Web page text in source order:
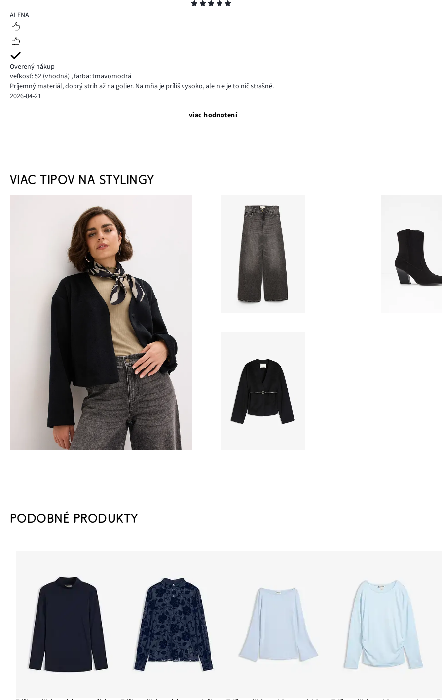
5
ALENA
Overený nákup
veľkosť: 52 (vhodná) ,farba: tmavomodrá
Príjemný materiál, dobrý strih až na golier. Na mňa je príliš vysoko, ale nie je to nič strašné.
2026-04-21
viac hodnotení
VIAC TIPOV NA STYLINGY
PODOBNÉ PRODUKTY